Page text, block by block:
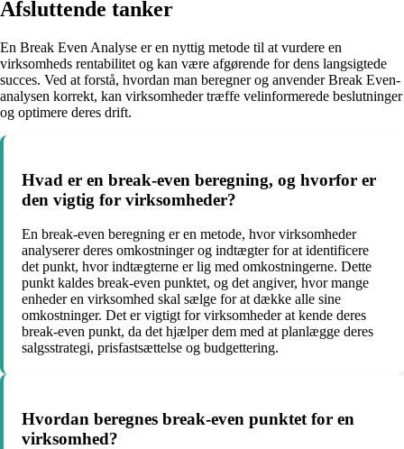
Afsluttende tanker
En Break Even Analyse er en nyttig metode til at vurdere en
virksomheds rentabilitet og kan være afgørende for dens langsigtede
succes. Ved at forstå, hvordan man beregner og anvender Break Even-
analysen korrekt, kan virksomheder træffe velinformerede beslutninger
og optimere deres drift.
Hvad er en break-even beregning, og hvorfor er
den vigtig for virksomheder?
En break-even beregning er en metode, hvor virksomheder
analyserer deres omkostninger og indtægter for at identificere
det punkt, hvor indtægterne er lig med omkostningerne. Dette
punkt kaldes break-even punktet, og det angiver, hvor mange
enheder en virksomhed skal sælge for at dække alle sine
omkostninger. Det er vigtigt for virksomheder at kende deres
break-even punkt, da det hjælper dem med at planlægge deres
salgsstrategi, prisfastsættelse og budgettering.
Hvordan beregnes break-even punktet for en
virksomhed?